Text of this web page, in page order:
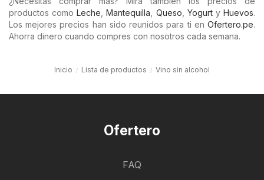
productos comoLeche ,Mantequilla Queso YogurtyHuevos.
Los mejores precios han sido reunidos para ti en Ofertero.pe.
Ahorra dinero cuando compres con nosotros cada semana.
Inicio Lista de productos Vino sin alcohol
Ofertero
FAQ